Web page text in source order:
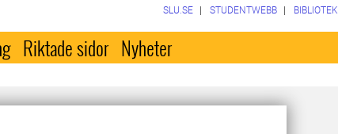
SLU.SE STUDENTWEBB BIBLIOTEK
Riktade sidor Nyheter